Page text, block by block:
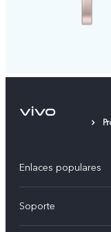
Enlaces populares
V60 Lite 5G
Soporte